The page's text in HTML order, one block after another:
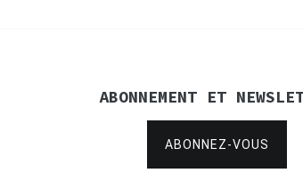
ABONNEMENT ET
ABONNEZ-VOUS